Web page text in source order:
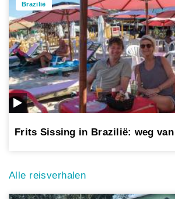
Brazilië
Frits Sissing in Brazilië: weg
Alle reisverhalen